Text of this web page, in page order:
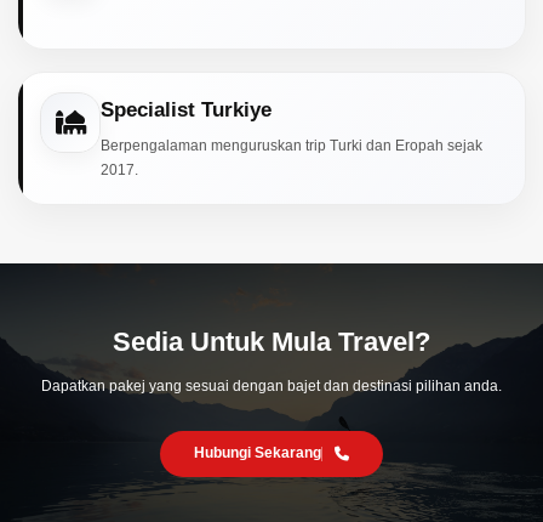
Specialist Turkiye
Berpengalaman menguruskan trip Turki dan Eropah sejak
2017.
Sedia Untuk Mula Travel?
Dapatkan pakej yang sesuai dengan bajet dan destinasi pilihan anda.
Hubungi Sekarang